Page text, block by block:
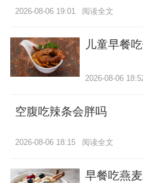
2026-08-06 19:01 阅读全文
儿童早餐
2026-08-06
空腹吃辣条会胖吗
2026-08-06 18:15 阅读全文
早餐吃燕